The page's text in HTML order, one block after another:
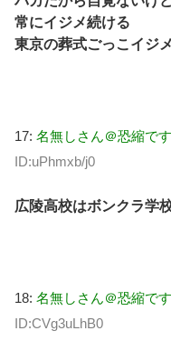
常にイジメ続ける
東京の葬式ごっこイジ
17: 名無しさん＠恐縮です
ID:uPhmxb/j0
広陵高校はボンクラ学
18: 名無しさん＠恐縮です
ID:CVg3uLhB0